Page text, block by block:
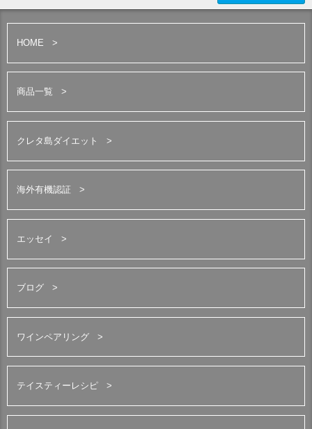
HOME
商品一覧
クレタ島ダイエット
海外有機認証
エッセイ
ブログ
ワインペアリング
テイスティーレシピ